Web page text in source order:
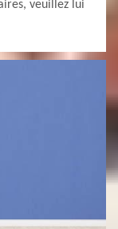
veuillez lui